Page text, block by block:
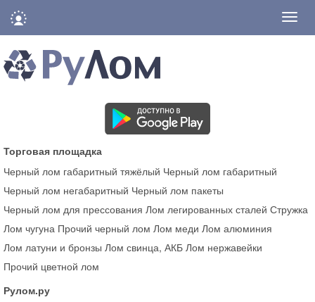
Торговая площадка
Черный лом габаритный тяжёлый Черный лом габаритный
Черный лом негабаритный Черный лом пакеты
Черный лом для прессования Лом легированных сталей Стружка
Лом чугуна Прочий черный лом Лом меди Лом алюминия
Лом латуни и бронзы Лом свинца, АКБ Лом нержавейки
Прочий цветной лом
Рулом.ру